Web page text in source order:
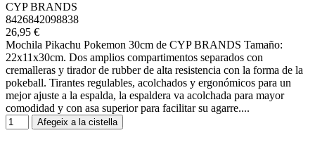
CYP BRANDS
8426842098838
26,95 €
Mochila Pikachu Pokemon 30cm de CYP BRANDS Tamaño:
22x11x30cm. Dos amplios compartimentos separados con
cremalleras y tirador de rubber de alta resistencia con la forma de la
pokeball. Tirantes regulables, acolchados y ergonómicos para un
mejor ajuste a la espalda, la espaldera va acolchada para mayor
comodidad y con asa superior para facilitar su agarre....
Afegeix a la cistella